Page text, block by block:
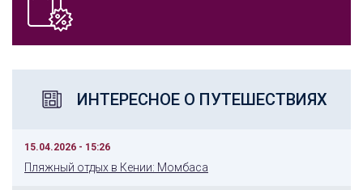
ИНТЕРЕСНОЕ О ПУТЕШЕСТВИЯХ
15.04.2026 - 15:26
Пляжный отдых в Кении: Момбаса